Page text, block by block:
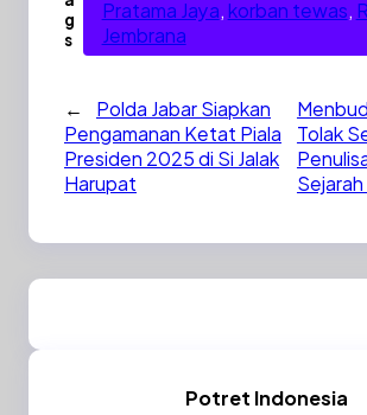
g
s
Pratama Jaya, korban tewas,
Jembrana
←
Polda Jabar Siapkan
Pengamanan Ketat Piala
Presiden 2025 di Si Jalak
Harupat
Tolak
Sejarah
Potret Indonesia